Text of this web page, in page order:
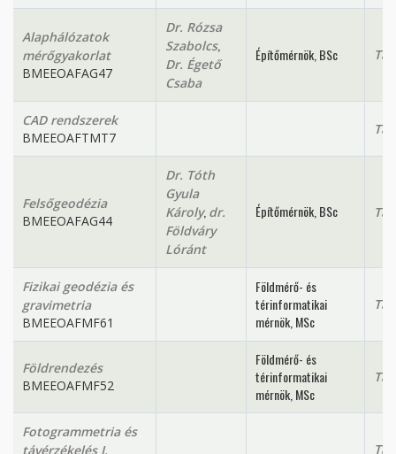
Alaphálózatok
mérőgyakorlat
BMEEOAFAG47
Dr. Rózsa
Szabolcs,
Dr. Égető
Csaba
Építőmérnök, BSc
CAD rendszerek
BMEEOAFTMT7
Felsőgeodézia
BMEEOAFAG44
Dr. Tóth
Gyula
Károly, dr.
Földváry
Lóránt
Építőmérnök, BSc
Fizikai geodézia és
gravimetria
BMEEOAFMF61
Földmérő- és
térinformatikai
mérnök, MSc
Földrendezés
BMEEOAFMF52
Földmérő- és
térinformatikai
mérnök, MSc
Fotogrammetria és
távérzékelés I.